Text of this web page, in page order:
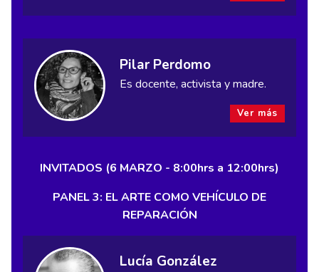
Pilar Perdomo
Es docente, activista y madre.
Ver más
INVITADOS (6 MARZO - 8:00hrs a 12:00hrs)
PANEL 3: EL ARTE COMO VEHÍCULO DE
REPARACIÓN
Lucía González